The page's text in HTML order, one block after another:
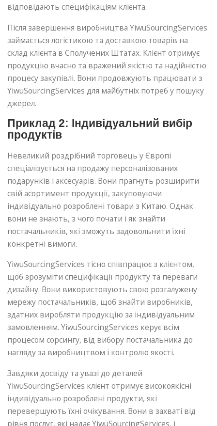
відповідають специфікаціям клієнта.
Після завершення виробництва YiwuSourcingServices
займається логістикою та доставкою товарів на
склад клієнта в Сполучених Штатах. Клієнт отримує
продукцію вчасно та вражений якістю та надійністю
процесу закупівлі. Вони продовжують працювати з
YiwuSourcingServices для майбутніх потреб у пошуку
джерел.
Приклад 2: Індивідуальний вибір
продуктів
Невеликий роздрібний торговець у Європі
спеціалізується на продажу персоналізованих
подарунків і аксесуарів. Вони прагнуть розширити
свій асортимент продукції, закуповуючи
індивідуально розроблені товари з Китаю. Однак
вони не знають, з чого почати і як знайти
постачальників, які зможуть задовольнити їхні
конкретні вимоги.
YiwuSourcingServices тісно співпрацює з клієнтом,
щоб зрозуміти специфікації продукту та переваги
дизайну. Вони використовують свою розгалужену
мережу постачальників, щоб знайти виробників,
здатних виробляти продукцію за індивідуальним
замовленням. YiwuSourcingServices керує всім
процесом сорсингу, від вибору постачальника до
нагляду за виробництвом і контролю якості.
Завдяки досвіду та увазі до деталей
YiwuSourcingServices клієнт отримує високоякісні
індивідуально розроблені продукти, які
перевершують їхні очікування. Вони в захваті від
рівня послуг, які надає YiwuSourcingServices, і